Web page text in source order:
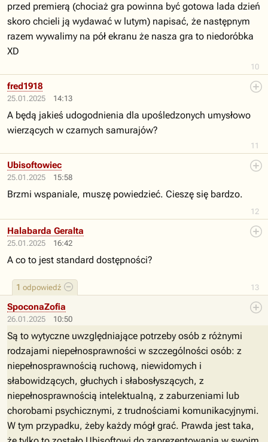
10
przed premierą (chociaż gra powinna być gotowa lada dzień
skoro chcieli ją wydawać w lutym) napisać, że następnym
razem wywalimy na pół ekranu że nasza gra to niedoróbka
XD
25.01.2025 14:13
11
fred1918
A będą jakieś udogodnienia dla upośledzonych umysłowo
wierzących w czarnych samurajów?
25.01.2025 15:58
12
Ubisoftowiec
Brzmi wspaniale, muszę powiedzieć. Cieszę się bardzo.
25.01.2025 16:42
13
1 odpowiedź
Halabarda Geralta
A co to jest standard dostępności?
26.01.2025 10:50
SpoconaZofia
Są to wytyczne uwzględniające potrzeby osób z różnymi
rodzajami niepełnosprawności w szczególności osób: z
niepełnosprawnością ruchową, niewidomych i
słabowidzących, głuchych i słabosłyszących, z
niepełnosprawnością intelektualną, z zaburzeniami lub
chorobami psychicznymi, z trudnościami komunikacyjnymi.
W tym przypadku, żeby każdy mógł grać. Prawda jest taka,